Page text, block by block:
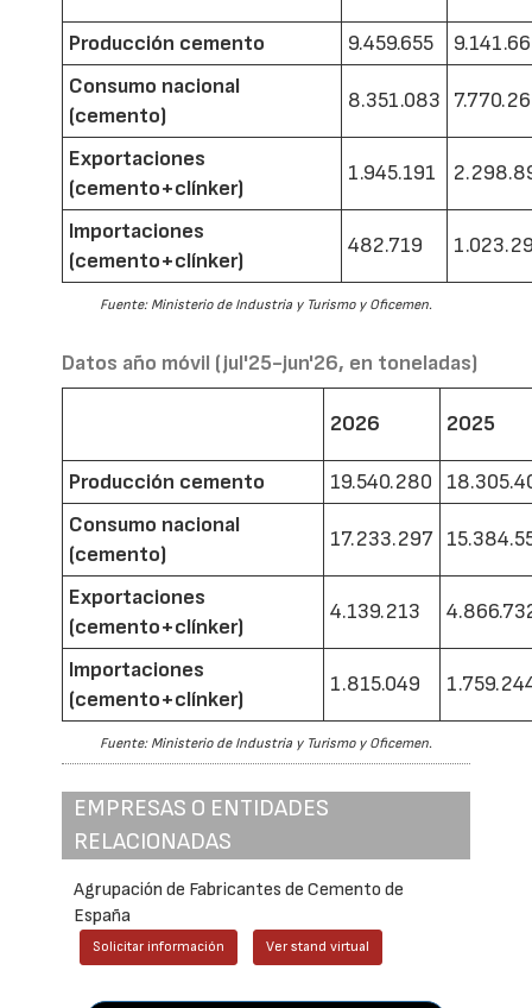
Producción cemento 9.459.655
Consumo nacional
(cemento)
8.351.083
Exportaciones
(cemento+clínker)
1.945.191
Importaciones
(cemento+clínker)
482.719
Fuente: Ministerio de Industria y Turismo y Oficemen.
Datos año móvil (jul'25-jun'26, en toneladas)
2026 2025
Producción cemento 19.540.280
Consumo nacional
(cemento)
17.233.297
Exportaciones
(cemento+clínker)
4.139.213
Importaciones
(cemento+clínker)
1.815.049
Fuente: Ministerio de Industria y Turismo y Oficemen.
EMPRESAS O ENTIDADES
RELACIONADAS
Agrupación de Fabricantes de Cemento de
España
Solicitar información Ver stand virtual